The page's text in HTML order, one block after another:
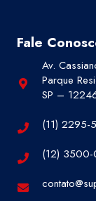
Fale
Av.
Parque
SP –
(11) 2295-
(12)